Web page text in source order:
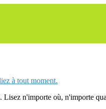
à tout moment.
n'importe où, n'importe